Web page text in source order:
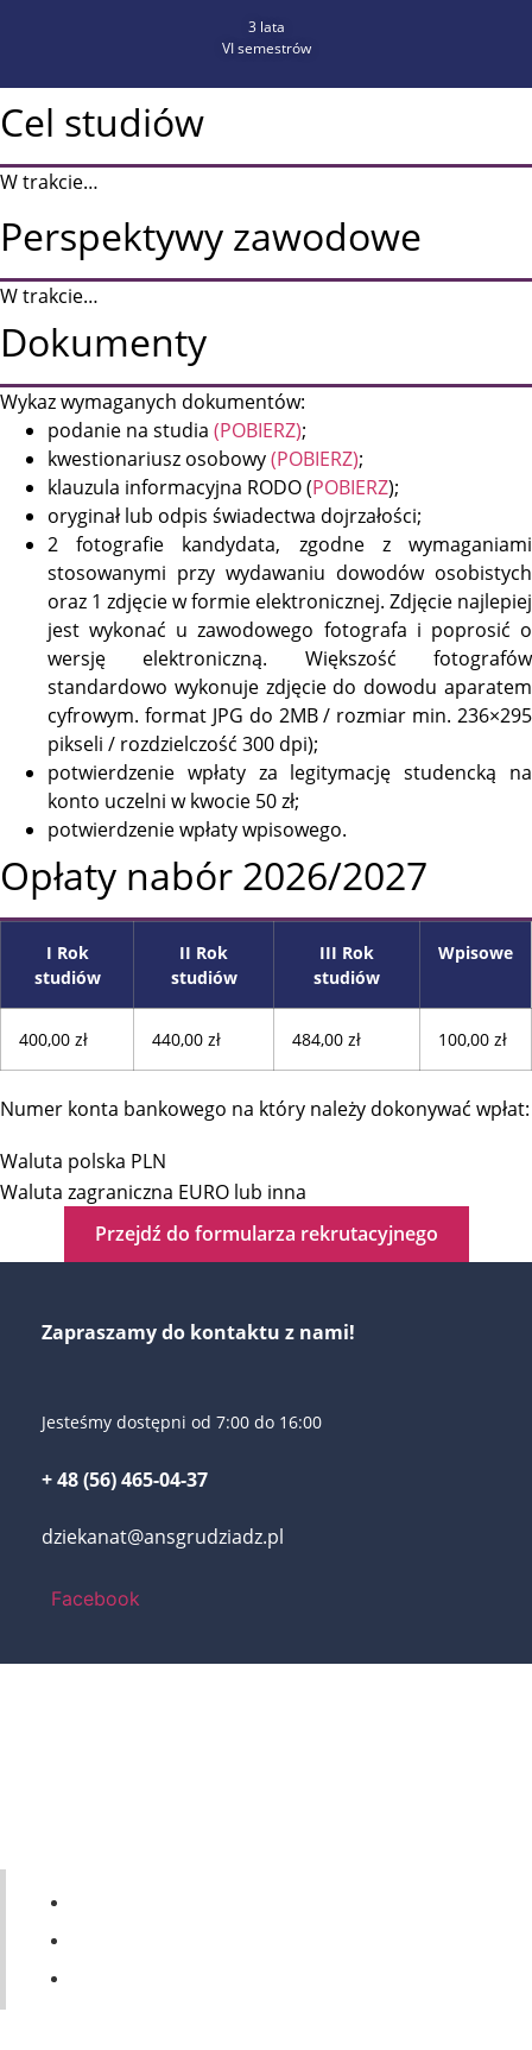
3 lata
VI semestrów
Cel studiów
W trakcie…
Perspektywy zawodowe
W trakcie…
Dokumenty
Wykaz wymaganych dokumentów:
podanie na studia (POBIERZ);
kwestionariusz osobowy(POBIERZ);
klauzula informacyjna RODO (POBIERZ);
oryginał lub odpis świadectwa dojrzałości;
2 fotografie kandydata, zgodne z wymaganiami
stosowanymi przy wydawaniu dowodów osobistych
oraz 1 zdjęcie w formie elektronicznej. Zdjęcie najlepiej
jest wykonać u zawodowego fotografa i poprosić o
wersję elektroniczną. Większość fotografów
standardowo wykonuje zdjęcie do dowodu aparatem
cyfrowym. format JPG do 2MB / rozmiar min. 236×295
pikseli / rozdzielczość 300 dpi);
potwierdzenie wpłaty za legitymację studencką na
konto uczelni w kwocie 50 zł;
potwierdzenie wpłaty wpisowego.
Opłaty nabór 2026/2027
I Rok
studiów
II Rok
studiów
III Rok
studiów
Wpisowe
400,00 zł 440,00 zł 484,00 zł 100,00 zł
Numer konta bankowego na który należy dokonywać wpłat:
Waluta polska PLN
Waluta zagraniczna EURO lub inna
Przejdź do formularza rekrutacyjnego
Zapraszamy do kontaktu z nami!
Jesteśmy dostępni od 7:00 do 16:00
+ 48 (56) 465-04-37
dziekanat@ansgrudziadz.pl
Facebook